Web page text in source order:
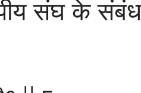
संघ के